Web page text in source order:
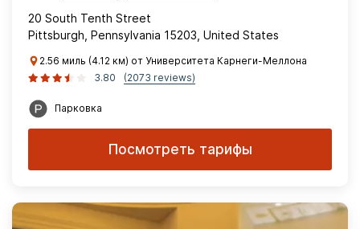
20 South Tenth Street
Pittsburgh, Pennsylvania 15203, United States
2.56 миль (4.12 км) от Университета Карнеги-Меллона
3.80
(2073 reviews)
Парковка
Посмотреть тарифы